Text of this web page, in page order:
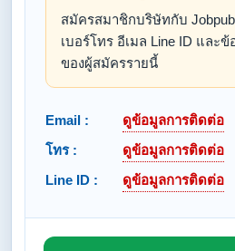
สมัครสมาชิกบริษัทกับ
เบอร์โทร อีเมล Line ID และ
ของผู้สมัครรายนี้
Email :
ดูข้อมูลการติดต่อ
โทร :
ดูข้อมูลการติดต่อ
Line ID :
ดูข้อมูลการติดต่อ